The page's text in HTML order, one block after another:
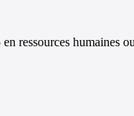
ressources humaines